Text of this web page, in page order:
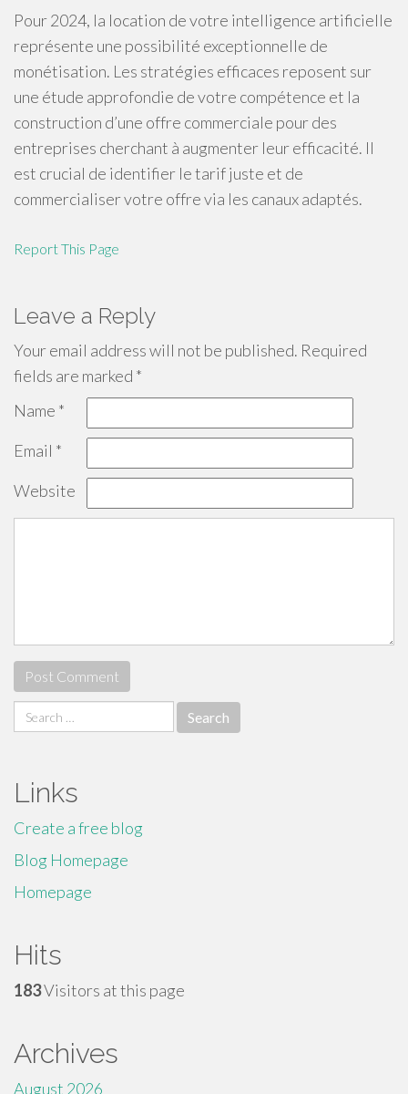
Pour 2024, la location de votre intelligence artificielle
représente une possibilité exceptionnelle de
monétisation. Les stratégies efficaces reposent sur
une étude approfondie de votre compétence et la
construction d’une offre commerciale pour des
entreprises cherchant à augmenter leur efficacité. Il
est crucial de identifier le tarif juste et de
commercialiser votre offre via les canaux adaptés.
Report This Page
Leave a Reply
Your email address will not be published. Required
fields are marked *
Name *
Email *
Website
Search
for:
Links
Create a free blog
Blog Homepage
Homepage
Hits
183Visitors at this page
Archives
August 2026